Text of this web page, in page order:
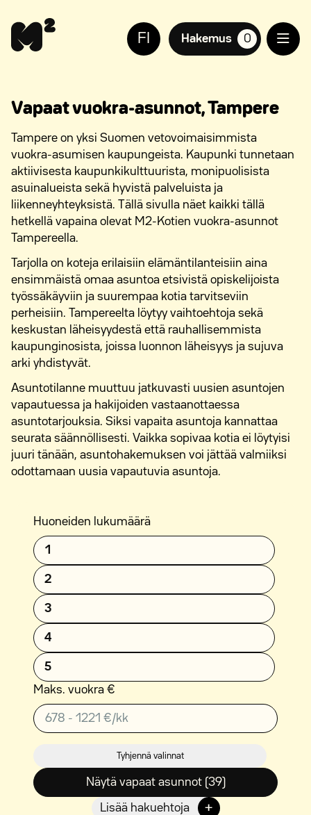
sisältöön
sivuston
käyttöön
FI Hakemus
suosikkiasuntoja,
0
Vapaat vuokra-asunnot, Tampere
Tampere on yksi Suomen vetovoimaisimmista
vuokra-asumisen kaupungeista. Kaupunki tunnetaan
aktiivisesta kaupunkikulttuurista, monipuolisista
asuinalueista sekä hyvistä palveluista ja
liikenneyhteyksistä. Tällä sivulla näet kaikki tällä
hetkellä vapaina olevat M2-Kotien vuokra-asunnot
Tampereella.
Tarjolla on koteja erilaisiin elämäntilanteisiin aina
ensimmäistä omaa asuntoa etsivistä opiskelijoista
työssäkäyviin ja suurempaa kotia tarvitseviin
perheisiin. Tampereelta löytyy vaihtoehtoja sekä
keskustan läheisyydestä että rauhallisemmista
kaupunginosista, joissa luonnon läheisyys ja sujuva
arki yhdistyvät.
Asuntotilanne muuttuu jatkuvasti uusien asuntojen
vapautuessa ja hakijoiden vastaanottaessa
asuntotarjouksia. Siksi vapaita asuntoja kannattaa
seurata säännöllisesti. Vaikka sopivaa kotia ei löytyisi
juuri tänään, asuntohakemuksen voi jättää valmiiksi
odottamaan uusia vapautuvia asuntoja.
Huoneiden lukumäärä
1
2
3
4
5
Maks. vuokra €
Lisää hakuehtoja +
Tyhjennä valinnat
Näytä vapaat asunnot (39)